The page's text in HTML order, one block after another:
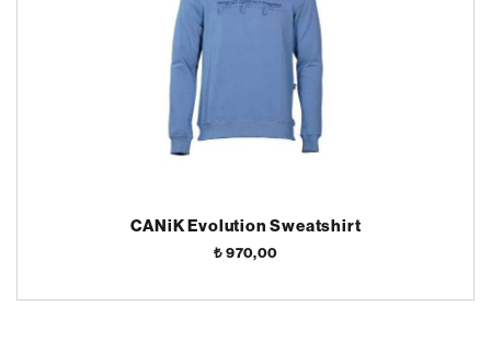
CANiK Evolution Sweatshirt
₺ 970,00